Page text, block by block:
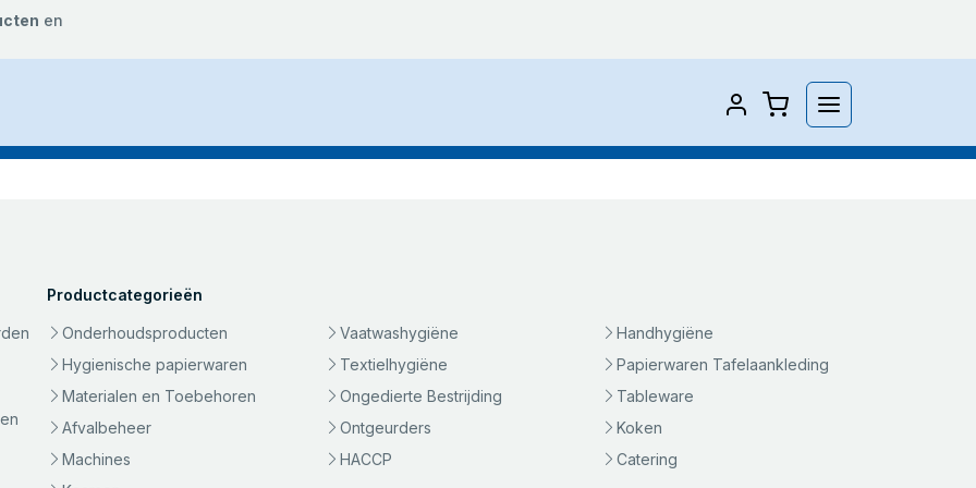
en
Productcategorieën
Onderhoudsproducten
Hygienische papierwaren
Materialen en Toebehoren
Afvalbeheer
Machines
Vaatwashygiëne
Textielhygiëne
Ongedierte Bestrijding
Ontgeurders
HACCP
Handhygiëne
Papierwaren Tafelaankleding
Tableware
Koken
Catering